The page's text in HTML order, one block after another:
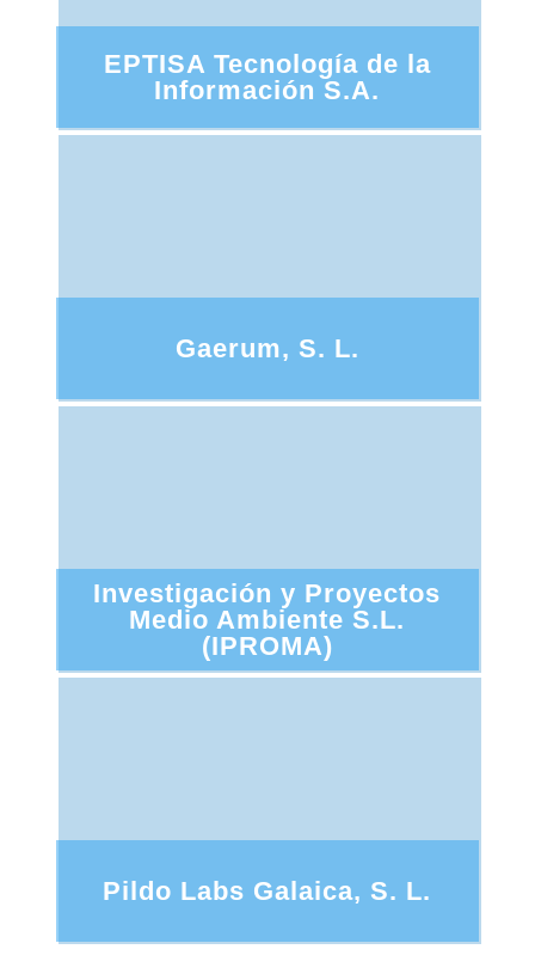
EPTISA Tecnología de la
Información S.A.
Gaerum, S. L.
Investigación y Proyectos
Medio Ambiente S.L.
(IPROMA)
Pildo Labs Galaica, S. L.